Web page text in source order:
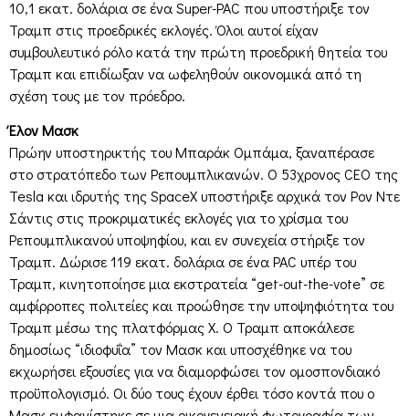
10,1 εκατ. δολάρια σε ένα Super-PAC που υποστήριξε τον
Τραμπ στις προεδρικές εκλογές. Όλοι αυτοί είχαν
συμβουλευτικό ρόλο κατά την πρώτη προεδρική θητεία του
Τραμπ και επιδίωξαν να ωφεληθούν οικονομικά από τη
σχέση τους με τον πρόεδρο.
Έλον Μασκ
Πρώην υποστηρικτής του Μπαράκ Ομπάμα, ξαναπέρασε
στο στρατόπεδο των Ρεπουμπλικανών. Ο 53χρονος CEO της
Tesla και ιδρυτής της SpaceX υποστήριξε αρχικά τον Ρον Ντε
Σάντις στις προκριματικές εκλογές για το χρίσμα του
Ρεπουμπλικανού υποψηφίου, και εν συνεχεία στήριξε τον
Τραμπ. Δώρισε 119 εκατ. δολάρια σε ένα PAC υπέρ του
Τραμπ, κινητοποίησε μια εκστρατεία “get-out-the-vote” σε
αμφίρροπες πολιτείες και προώθησε την υποψηφιότητα του
Τραμπ μέσω της πλατφόρμας X. Ο Τραμπ αποκάλεσε
δημοσίως “ιδιοφυΐα” τον Μασκ και υποσχέθηκε να του
εκχωρήσει εξουσίες για να διαμορφώσει τον ομοσπονδιακό
προϋπολογισμό. Οι δύο τους έχουν έρθει τόσο κοντά που ο